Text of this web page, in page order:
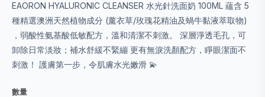
EAORON HYALURONIC CLEANSER 水光針洗面奶 100ML 蘊含 5
種精選澳洲天然植物成分 (薰衣草/玫瑰花精油及蝸牛黏液萃取物)
，弱酸性氨基酸低敏配方，溫和清潔不刺激。 深層淨透毛孔，可
卸除日常淡妝；補水舒緩不緊繃 更有無淚洗顏配方，睜眼潔面不
刺激！ 護膚第一步，令肌膚水光嫩滑 💫
數量